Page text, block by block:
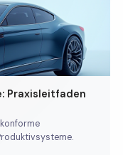
Praxisleitfaden